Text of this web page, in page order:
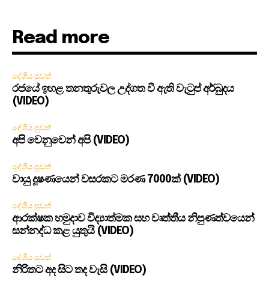
Read more
දේශීය පුවත්
රජයේ ඉහළ තනතුරුවල උද්ගත වී ඇති වැටුප් අර්බුදය
(VIDEO)
දේශීය පුවත්
අපි වෙනුවෙන් අපි (VIDEO)
දේශීය පුවත්
වායු දූෂණයෙන් වසරකට මරණ 7000ක් (VIDEO)
දේශීය පුවත්
ආරක්ෂක හමුදාව විද්‍යාත්මක සහ වෘත්තීය නිපුණත්වයෙන්
සන්නද්ධ කළ යුතුයි (VIDEO)
දේශීය පුවත්
නිරිතට අද සිට තද වැසි (VIDEO)